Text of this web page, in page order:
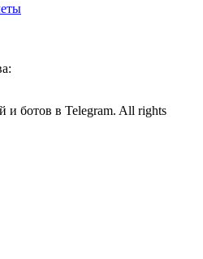
и ботов в Telegram. All rights